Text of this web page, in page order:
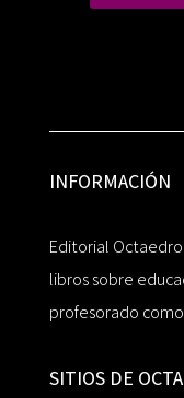
INFORMACIÓN
Editorial
libros sobre
profesorado
SITIOS DE